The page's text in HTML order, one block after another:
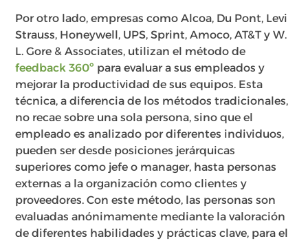
Por otro lado, empresas como Alcoa, Du Pont, Levi
Strauss, Honeywell, UPS, Sprint, Amoco, AT&T y W.
L. Gore & Associates, utilizan el método de
feedback 360º para evaluar a sus empleados y
mejorar la productividad de sus equipos. Esta
técnica, a diferencia de los métodos tradicionales,
no recae sobre una sola persona, sino que el
empleado es analizado por diferentes individuos,
pueden ser desde posiciones jerárquicas
superiores como jefe o manager, hasta personas
externas a la organización como clientes y
proveedores. Con este método, las personas son
evaluadas anónimamente mediante la valoración
de diferentes habilidades y prácticas clave, para el